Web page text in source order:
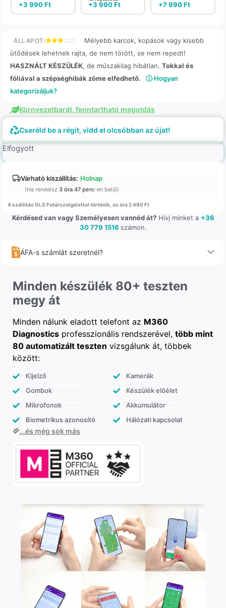
+3 990Ft +3 990Ft +7 990Ft
ÁLLAPOT:
Mélyebb karcok, kopások vagy kisebb
ütődések lehetnek rajta, de nem törött, se nem repedt!
HASZNÁLT KÉSZÜLÉK, de műszakilag hibátlan. Tokkal és
fóliával a szépséghibák zöme elfedhető.
ⓘ Hogyan
kategorizáljuk?
Környezetbarát, fenntartható megoldás
Cseréld be a régit, vidd el olcsóbban az újat!
Elfogyott
Várható kiszállítás: Holnap
(Ha rendelsz 3 óra 47 perc-en belül)
A szállítás GLS Futárszolgálattal történik, az ára 2 490 Ft
Kérdésed van vagy Személyesen vannéd át?Hívj minket a +36
30 779 1516 számon.
ÁFA-s számlát szeretnél?
Minden készülék 80+ teszten
megy át
Minden nálunk eladott telefont az M360
Diagnostics professzionális rendszerével, több mint
80 automatizált teszten vizsgálunk át, többek
között:
Kijelző
Gombok
Mikrofonok
Biometrikus azonosító
Kamerák
Készülék előélet
Akkumulátor
Hálózati kapcsolat
...és még sok más